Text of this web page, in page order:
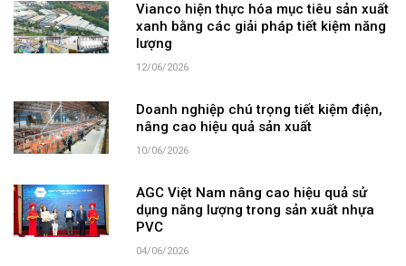
Vianco hiện thực hóa mục tiêu sản xuất
xanh bằng các giải pháp tiết kiệm năng
lượng
12/06/2026
Doanh nghiệp chú trọng tiết kiệm điện,
nâng cao hiệu quả sản xuất
10/06/2026
AGC Việt Nam nâng cao hiệu quả sử
dụng năng lượng trong sản xuất nhựa
PVC
04/06/2026